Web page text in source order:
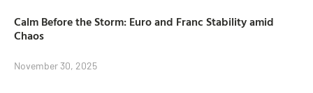
Calm Before the Storm: Euro and Franc Stability amid
Chaos
November 30, 2025